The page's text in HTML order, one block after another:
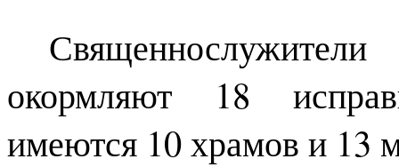
окормляют 18
имеются 10 храмов и 13